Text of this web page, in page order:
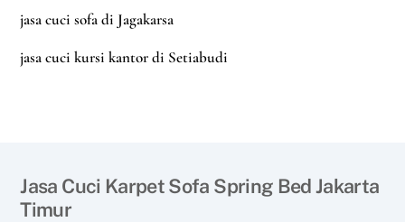
jasa cuci sofa di Jagakarsa
jasa cuci kursi kantor di Setiabudi
Jasa Cuci Karpet Sofa Spring Bed Jakarta
Timur